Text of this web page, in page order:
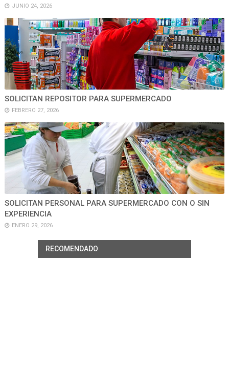
JUNIO 24, 2026
SOLICITAN REPOSITOR PARA SUPERMERCADO
FEBRERO 27, 2026
SOLICITAN PERSONAL PARA SUPERMERCADO CON O SIN
EXPERIENCIA
ENERO 29, 2026
RECOMENDADO